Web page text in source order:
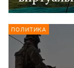
ПОЛИТИКА